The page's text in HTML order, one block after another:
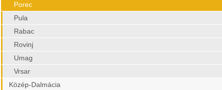
Porec
Pula
Rabac
Rovinj
Umag
Vrsar
Közép-Dalmácia